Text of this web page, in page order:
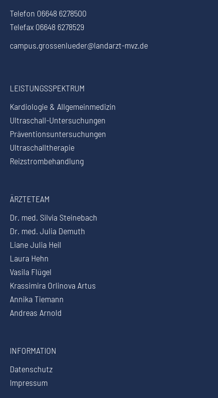
Telefon 06648 6278500
Telefax 06648 6278529
campus.grossenlueder@landarzt-mvz.de
LEISTUNGSSPEKTRUM
Kardiologie & Allgemeinmedizin
Ultraschall-Untersuchungen
Präventionsuntersuchungen
Ultraschalltherapie
Reizstrombehandlung
ÄRZTETEAM
Dr. med. Silvia Steinebach
Dr. med. Julia Demuth
Liane Julia Heil
Laura Hehn
Vasila Flügel
Krassimira Orlinova Artus
Annika Tiemann
Andreas Arnold
INFORMATION
Datenschutz
Impressum